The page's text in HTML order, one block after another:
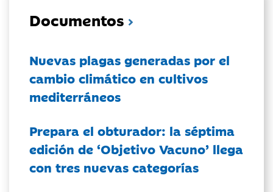
Documentos
Nuevas plagas generadas por el
cambio climático en cultivos
mediterráneos
Prepara el obturador: la séptima
edición de ‘Objetivo Vacuno’ llega
con tres nuevas categorías